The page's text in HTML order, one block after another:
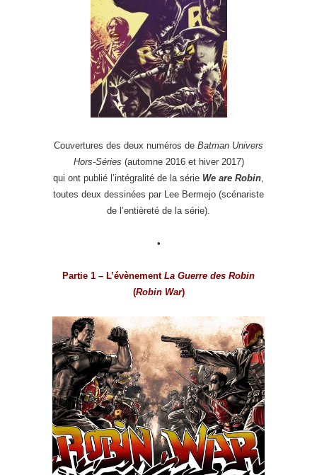
Couvertures des deux numéros de Batman Univers
Hors-Séries (automne 2016 et hiver 2017)
qui ont publié l’intégralité de la série We are Robin,
toutes deux dessinées par Lee Bermejo (scénariste
de l’entièreté de la série).
•
Partie 1 – L’évènement La Guerre des Robin
(Robin War)